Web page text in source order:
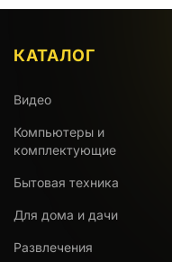
КАТАЛОГ
Видео
Компьютеры и
комплектующие
Бытовая техника
Для дома и дачи
Развлечения